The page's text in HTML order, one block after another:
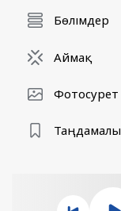
Бөлімдер
Аймақ
Фотосурет
Таңдамалы